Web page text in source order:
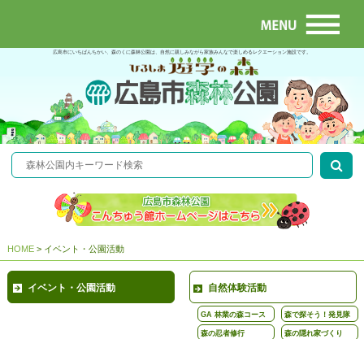
広島市にいちばんちかい、森のくに森林公園は、自然に親しみながら家族みんなで楽しめるレクエーション施設です。
HOME> イベント・公園活動
イベント・公園活動 自然体験活動
GA 林業の森コース 森で探そう！発見隊
森の忍者修行 森の隠れ家づくり